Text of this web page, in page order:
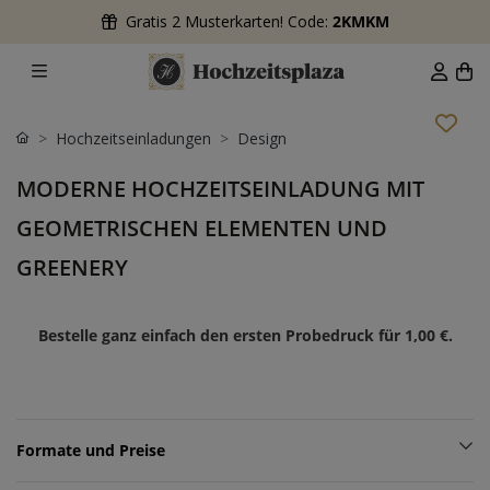
Gratis 2 Musterkarten! Code: 2KMKM
Hochzeitseinladungen Design
MODERNE HOCHZEITSEINLADUNG MIT
GEOMETRISCHEN ELEMENTEN UND
GREENERY
Bestelle ganz einfach den ersten Probedruck für 1,00 €.
Formate und Preise